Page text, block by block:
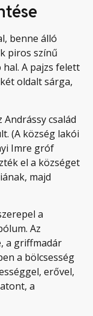
benne álló
piros színű
A pajzs felett
oldalt sárga,
család
(A község lakói
Imre gróf
el a községet
majd
a
Az
a griffmadár
a bölcsesség
erővel,
a